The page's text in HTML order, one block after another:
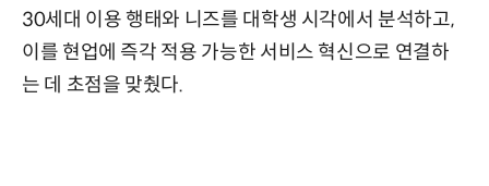
30세대 이용 행태와 니즈를 대학생 시각에서 분석하고,
이를 현업에 즉각 적용 가능한 서비스 혁신으로 연결하
는 데 초점을 맞췄다.